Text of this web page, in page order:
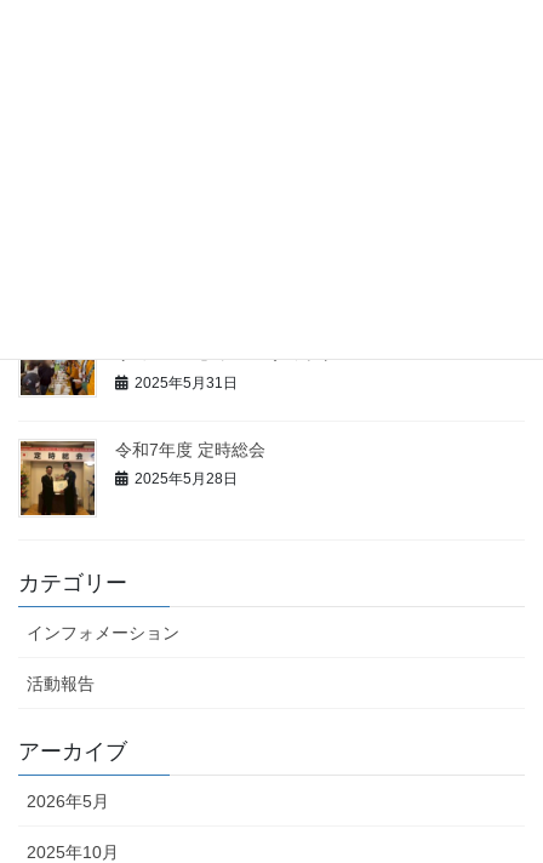
2025年5月31日
令和7年度 定時総会
2025年5月28日
カテゴリー
インフォメーション
活動報告
アーカイブ
2026年5月
2025年10月